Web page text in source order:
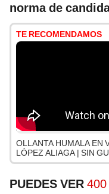
norma de
TE RECOMENDAMOS
OLLANTA HUMALA EN
LÓPEZ ALIAGA | SIN
PUEDES VER